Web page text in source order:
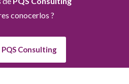
conocerlos ?
Consulting